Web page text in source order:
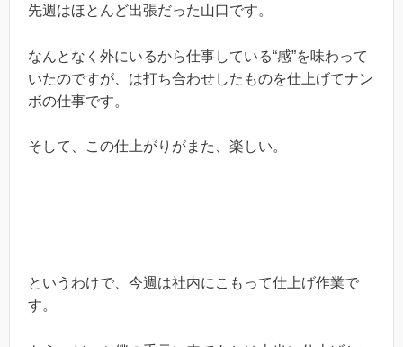
先週はほとんど出張だった山口です。
なんとなく外にいるから仕事している“感”を味わって
いたのですが、は打ち合わせしたものを仕上げてナン
ボの仕事です。
そして、この仕上がりがまた、楽しい。
というわけで、今週は社内にこもって仕上げ作業で
す。